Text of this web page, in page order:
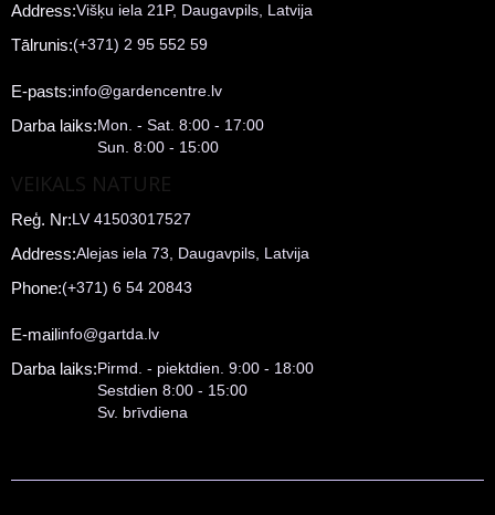
Address:Višķu iela 21P, Daugavpils, Latvija
Tālrunis:(+371) 2 95 552 59
E-pasts:info@gardencentre.lv
Darba laiks:Mon. - Sat. 8:00 - 17:00
Sun. 8:00 - 15:00
VEIKALS NATURE
Reģ. Nr:LV 41503017527
Address:Alejas iela 73, Daugavpils, Latvija
Phone:(+371) 6 54 20843
E-mailinfo@gartda.lv
Darba laiks:Pirmd. - piektdien. 9:00 - 18:00
Sestdien 8:00 - 15:00
Sv. brīvdiena